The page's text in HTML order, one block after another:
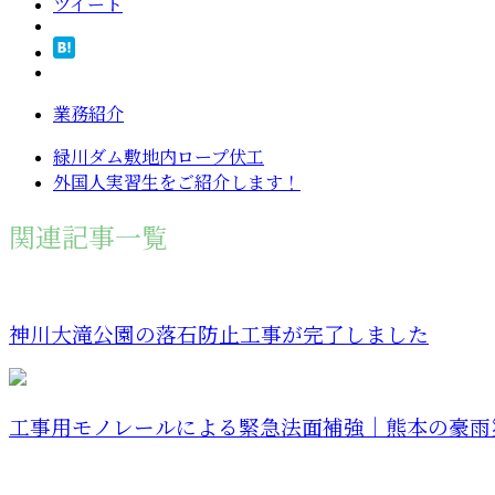
ツイート
業務紹介
緑川ダム敷地内ロープ伏工
外国人実習生をご紹介します！
関連記事一覧
神川大滝公園の落石防止工事が完了しました
工事用モノレールによる緊急法面補強｜熊本の豪